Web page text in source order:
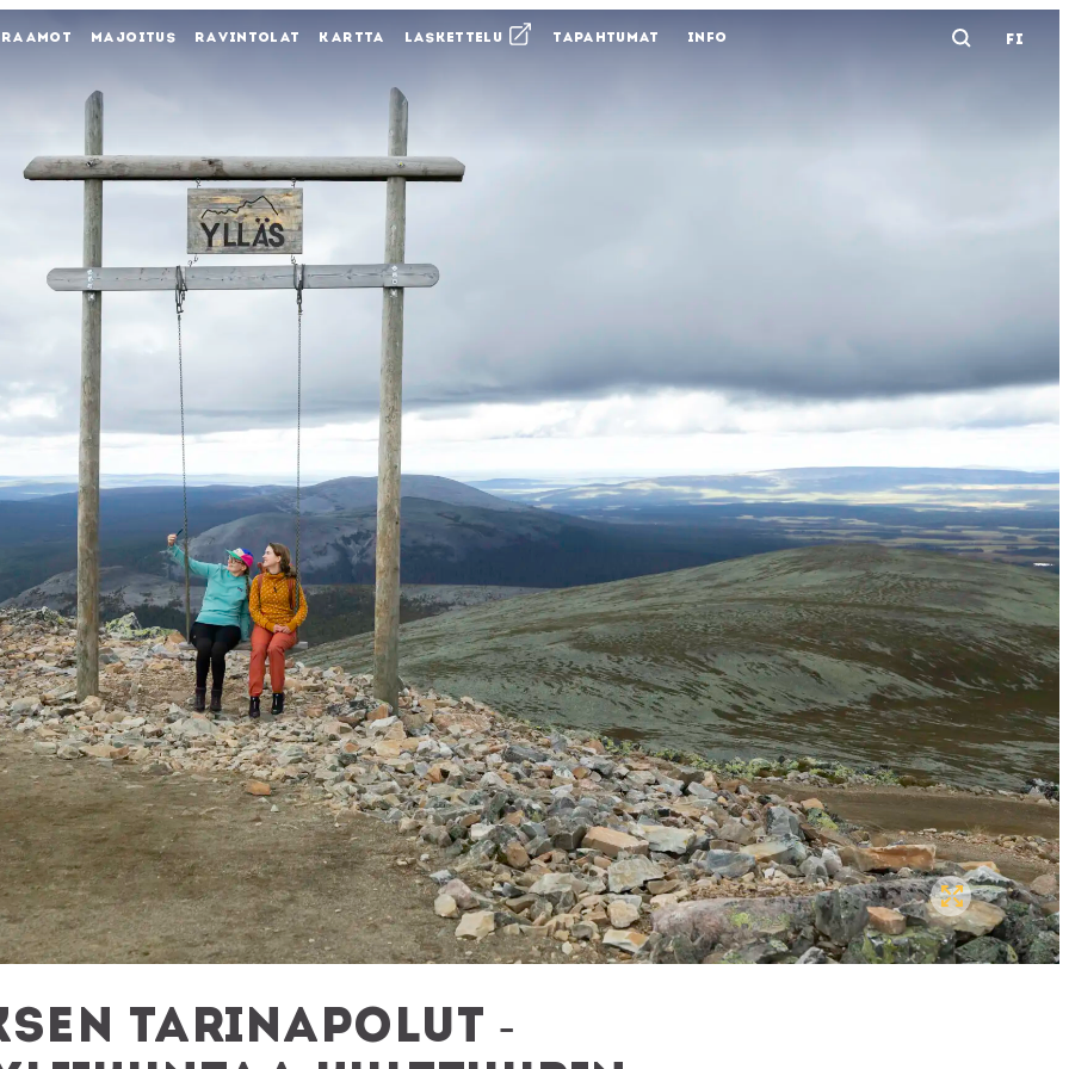
MAJOITUS RAVINTOLAT KARTTA LASKETTELU TAPAHTUMAT INFO Avaa
FI
tarinapolut -